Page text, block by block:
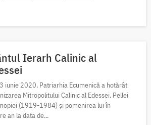
Ierarh Calinic al
iunie 2020, Patriarhia Ecumenică a hotărât
Mitropolitului Calinic al Edessei, Pellei
(1919-1984) și pomenirea lui în
an la data de...